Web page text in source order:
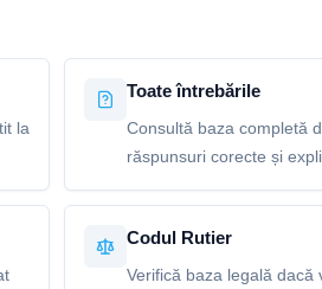
la
Toate întrebările
Consultă baza completă
răspunsuri corecte și
Codul Rutier
Verifică baza legală dacă